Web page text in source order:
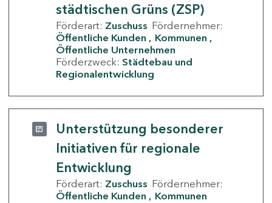
städtischen Grüns (ZSP)
Förderart: Zuschuss Fördernehmer:
Öffentliche Kunden
Kommunen
Öffentliche Unternehmen
Förderzweck: Städtebau und
Regionalentwicklung
Unterstützung besonderer
Initiativen für regionale
Entwicklung
Förderart: Zuschuss Fördernehmer:
Öffentliche Kunden
Kommunen